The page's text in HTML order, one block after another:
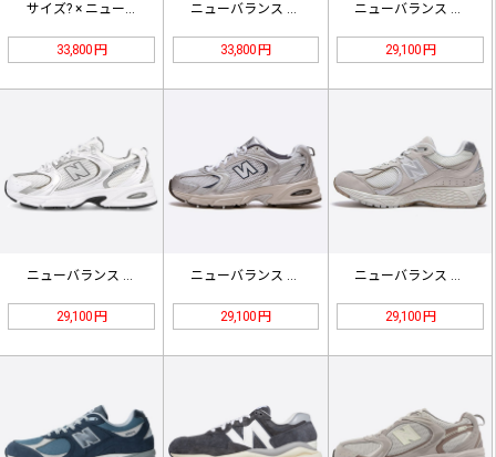
サイズ? × ニューバランス 990…
33,800 円
ニューバランス U993GW グリー…
33,800 円
ニューバランス 530 アイボリーベ…
29,100 円
29,100 円 29,100 円 29,100 円